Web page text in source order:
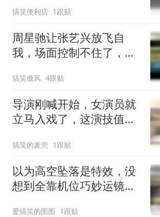
搞笑便利店 1跟贴
周星驰让张艺兴放飞自
我，场面控制不住了，网
搞笑傲风 4跟贴
导演刚喊开始，女演员就
立马入戏了，这演技值得
搞笑的麦兜 1跟贴
以为高空坠落是特效，没
想到全靠机位巧妙运镜，
爱搞笑的图图 1跟贴